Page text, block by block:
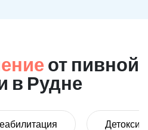
от пивной
в Рудне